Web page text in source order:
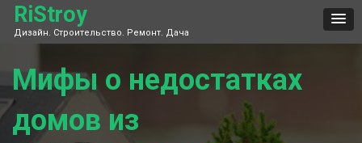
Skip
content
RiStroy
Дизайн. Строительство. Ремонт. Дача
Мифы о недостатках
домов из